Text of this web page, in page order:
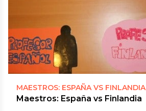
MAESTROS: ESPAÑA VS FINLANDIA
Maestros: España vs Finlandia